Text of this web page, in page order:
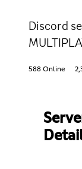
Discord
588 Online